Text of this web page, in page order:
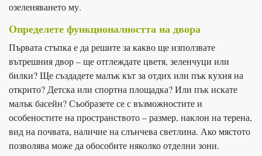
озеленяването му.
Определете функционалността на двора
Първата стъпка е да решите за какво ще използвате
вътрешния двор – ще отглеждате цветя, зеленчуци или
билки? Ще създадете малък кът за отдих или пък кухня на
открито? Детска или спортна площадка? Или пък искате
малък басейн? Съобразете се с възможностите и
особеностите на пространството – размер, наклон на терена,
вид на почвата, наличие на слънчева светлина. Ако мястото
позволява може да обособите няколко отделни зони.